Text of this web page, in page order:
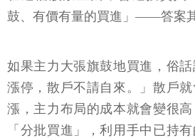
鼓、有價有量的買進」——答案其
如果主力大張旗鼓地買進，俗
漲停，散戶不請自來。」散戶
漲，主力布局的成本就會變很
「分批買進」，利用手中已持